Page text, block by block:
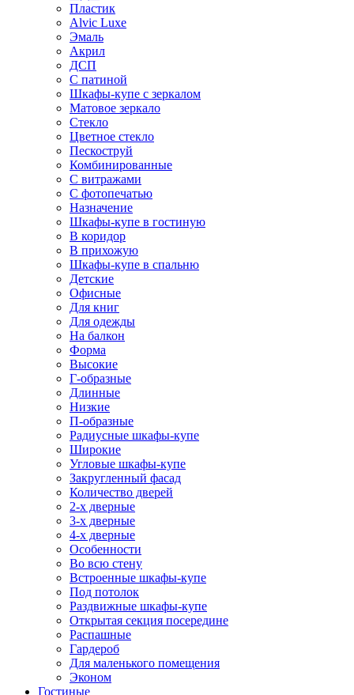
Пластик
Alvic Luxe
Эмаль
Акрил
ДСП
С патиной
Шкафы-купе с зеркалом
Матовое зеркало
Стекло
Цветное стекло
Пескоструй
Комбинированные
С витражами
С фотопечатью
Назначение
Шкафы-купе в гостиную
В коридор
В прихожую
Шкафы-купе в спальню
Детские
Офисные
Для книг
Для одежды
На балкон
Форма
Высокие
Г-образные
Длинные
Низкие
П-образные
Радиусные шкафы-купе
Широкие
Угловые шкафы-купе
Закругленный фасад
Количество дверей
2-х дверные
3-х дверные
4-х дверные
Особенности
Во всю стену
Встроенные шкафы-купе
Под потолок
Раздвижные шкафы-купе
Открытая секция посередине
Распашные
Гардероб
Для маленького помещения
Эконом
Гостиные